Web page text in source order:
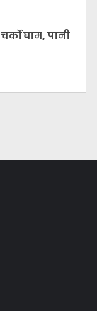
घाम, पानी